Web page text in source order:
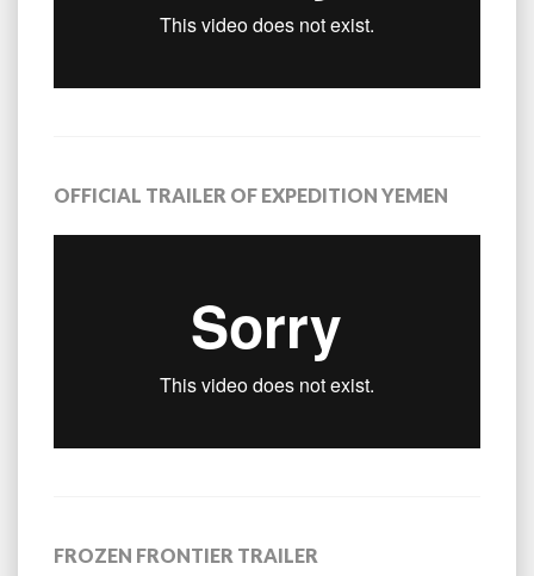
OFFICIAL TRAILER OF EXPEDITION YEMEN
FROZEN FRONTIER TRAILER